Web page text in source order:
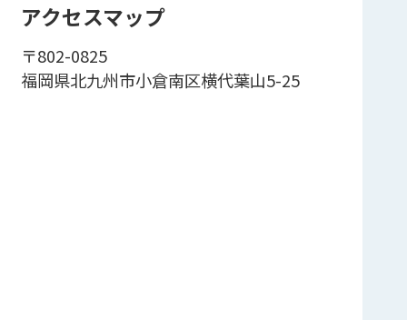
アクセスマップ
〒802-0825
福岡県北九州市小倉南区横代葉山5-25